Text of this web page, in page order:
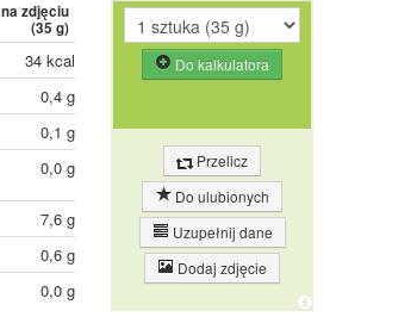
na zdjęciu
(35 g)
34 kcal
0,4 g
0,1 g
0,0 g
7,6 g
0,6 g
0,0 g
Do kalkulatora
Przelicz
Do ulubionych
Uzupełnij dane
Dodaj zdjęcie